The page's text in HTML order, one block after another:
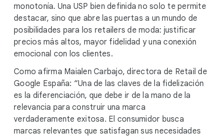
monotonía. Una USP bien definida no solo te permite
destacar, sino que abre las puertas a un mundo de
posibilidades para los retailers de moda: justificar
precios más altos, mayor fidelidad y una conexión
emocional con los clientes.
Como afirma Maialen Carbajo, directora de Retail de
Google España: “Una de las claves de la fidelización
es la diferenciación, que debe ir de la mano de la
relevancia para construir una marca
verdaderamente exitosa. El consumidor busca
marcas relevantes que satisfagan sus necesidades